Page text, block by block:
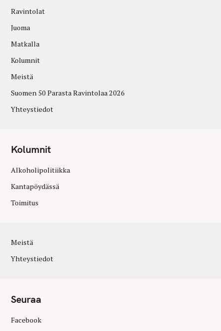
Ravintolat
Juoma
Matkalla
Kolumnit
Meistä
Suomen 50 Parasta Ravintolaa 2026
Yhteystiedot
Kolumnit
Alkoholipolitiikka
Kantapöydässä
Toimitus
Meistä
Yhteystiedot
Seuraa
Facebook